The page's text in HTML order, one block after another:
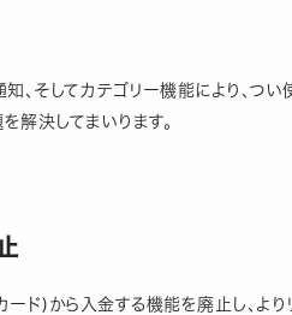
そしてカテゴリー機能により、つい
解決してまいります。
ド)から入金する機能を廃止し、より